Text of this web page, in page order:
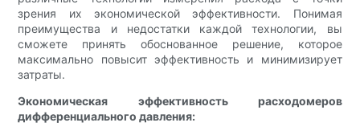
зрения их экономической эффективности. Понимая
преимущества и недостатки каждой технологии, вы
сможете принять обоснованное решение, которое
максимально повысит эффективность и минимизирует
затраты.
Экономическая эффективность расходомеров
дифференциального давления: